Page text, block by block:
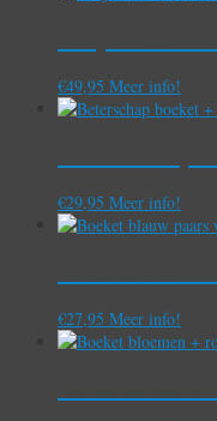
€49,95 Meer info!
€29,95 Meer info!
€27,95 Meer info!